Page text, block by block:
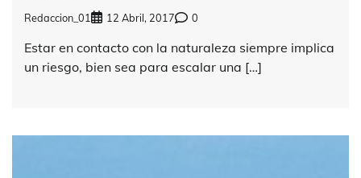
Redaccion_01 12 Abril, 2017 0
Estar en contacto con la naturaleza siempre implica
un riesgo, bien sea para escalar una […]